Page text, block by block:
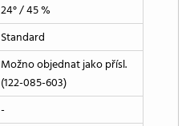
24° / 45 %
Standard
Možno objednat jako přísl.
(122-085-603)
-